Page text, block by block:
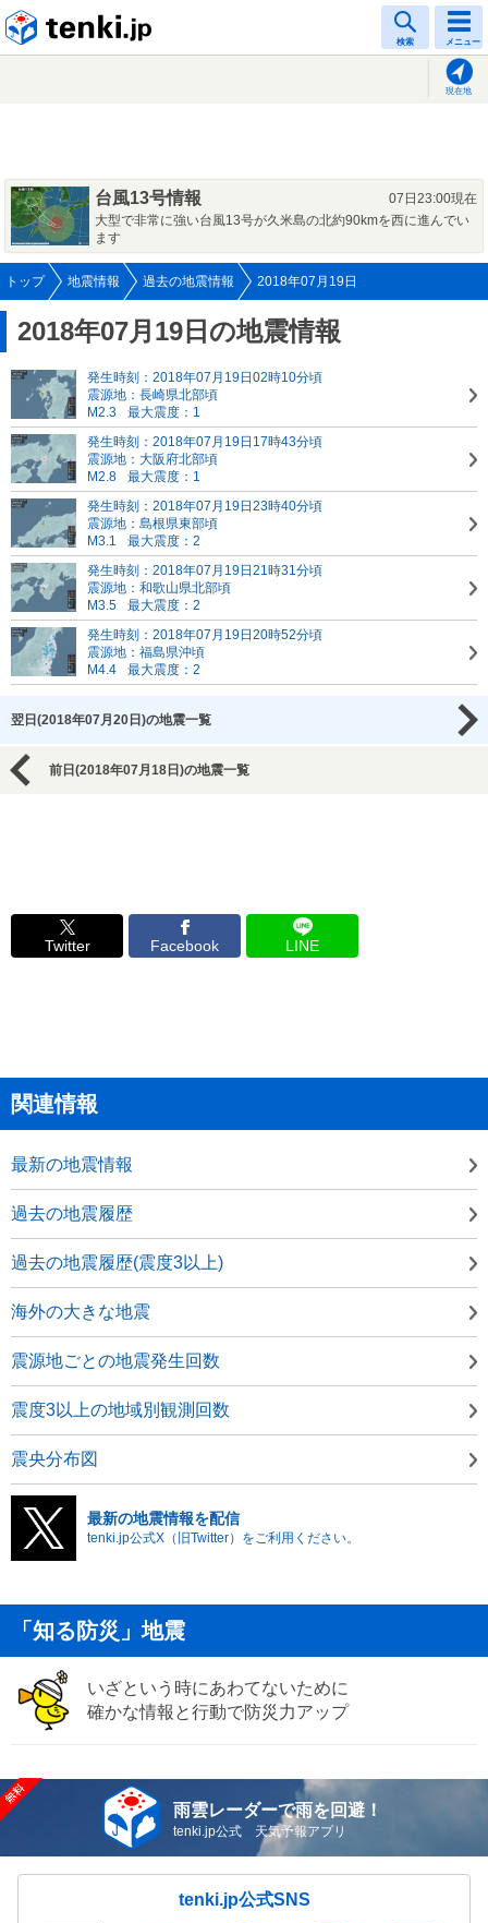
検索 メニュー
現在地
台風13号情報
07日23:00現在
大型で非常に強い台風13号が久米島の北約90kmを西に進んでい
ます
トップ 地震情報 過去の地震情報 2018年07月19日
2018年07月19日の地震情報
発生時刻：2018年07月19日02時10分頃
震源地：長崎県北部頃
M2.3
最大震度：1
発生時刻：2018年07月19日17時43分頃
震源地：大阪府北部頃
M2.8
最大震度：1
発生時刻：2018年07月19日23時40分頃
震源地：島根県東部頃
M3.1
最大震度：2
発生時刻：2018年07月19日21時31分頃
震源地：和歌山県北部頃
M3.5
最大震度：2
発生時刻：2018年07月19日20時52分頃
震源地：福島県沖頃
M4.4
最大震度：2
翌日(2018年07月20日)の地震一覧
前日(2018年07月18日)の地震一覧
Twitter Facebook LINE
関連情報
最新の地震情報
過去の地震履歴
過去の地震履歴(震度3以上)
海外の大きな地震
震源地ごとの地震発生回数
震度3以上の地域別観測回数
震央分布図
最新の地震情報を配信
tenki.jp公式X（旧Twitter）をご利用ください。
「知る防災」地震
いざという時にあわてないために
確かな情報と行動で防災力アップ
雨雲レーダーで雨を回避！
tenki.jp公式 天気予報アプリ
tenki.jp公式SNS